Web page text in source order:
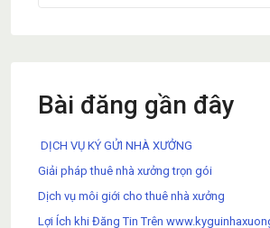
Bài đăng gần đây
DỊCH VỤ KÝ GỬI NHÀ XƯỞNG
Giải pháp thuê nhà xưởng trọn gói
Dịch vụ môi giới cho thuê nhà xưởng
Lợi Ích khi Đăng Tin Trên